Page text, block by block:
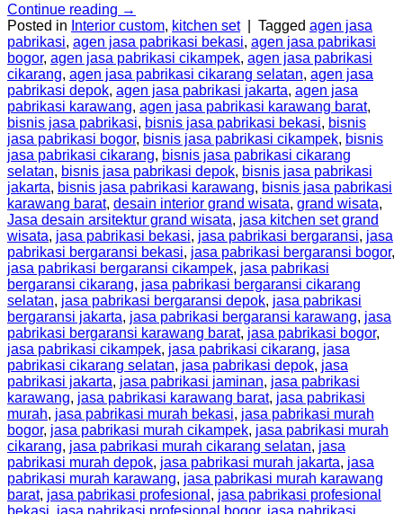
Continue reading →
Posted in Interior custom, kitchen set Tagged agen jasa
pabrikasi, agen jasa pabrikasi bekasi, agen jasa pabrikasi
bogor, agen jasa pabrikasi cikampek, agen jasa pabrikasi
cikarang, agen jasa pabrikasi cikarang selatan, agen jasa
pabrikasi depok, agen jasa pabrikasi jakarta, agen jasa
pabrikasi karawang, agen jasa pabrikasi karawang barat,
bisnis jasa pabrikasi, bisnis jasa pabrikasi bekasi, bisnis
jasa pabrikasi bogor, bisnis jasa pabrikasi cikampek, bisnis
jasa pabrikasi cikarang, bisnis jasa pabrikasi cikarang
selatan, bisnis jasa pabrikasi depok, bisnis jasa pabrikasi
jakarta, bisnis jasa pabrikasi karawang, bisnis jasa pabrikasi
karawang barat, desain interior grand wisata, grand wisata,
Jasa desain arsitektur grand wisata, jasa kitchen set grand
wisata, jasa pabrikasi bekasi, jasa pabrikasi bergaransi, jasa
pabrikasi bergaransi bekasi, jasa pabrikasi bergaransi bogor,
jasa pabrikasi bergaransi cikampek, jasa pabrikasi
bergaransi cikarang, jasa pabrikasi bergaransi cikarang
selatan, jasa pabrikasi bergaransi depok, jasa pabrikasi
bergaransi jakarta, jasa pabrikasi bergaransi karawang, jasa
pabrikasi bergaransi karawang barat, jasa pabrikasi bogor,
jasa pabrikasi cikampek, jasa pabrikasi cikarang, jasa
pabrikasi cikarang selatan, jasa pabrikasi depok, jasa
pabrikasi jakarta, jasa pabrikasi jaminan, jasa pabrikasi
karawang, jasa pabrikasi karawang barat, jasa pabrikasi
murah, jasa pabrikasi murah bekasi, jasa pabrikasi murah
bogor, jasa pabrikasi murah cikampek, jasa pabrikasi murah
cikarang, jasa pabrikasi murah cikarang selatan, jasa
pabrikasi murah depok, jasa pabrikasi murah jakarta, jasa
pabrikasi murah karawang, jasa pabrikasi murah karawang
barat, jasa pabrikasi profesional , jasa pabrikasi profesional
bekasi, jasa pabrikasi profesional bogor, jasa pabrikasi